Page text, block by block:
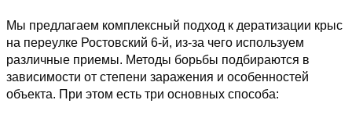
Мы предлагаем комплексный подход к дератизации крыс
на переулке Ростовский 6-й, из-за чего используем
различные приемы. Методы борьбы подбираются в
зависимости от степени заражения и особенностей
объекта. При этом есть три основных способа: